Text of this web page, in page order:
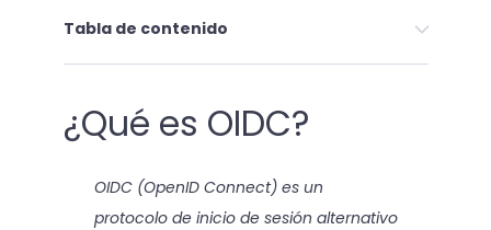
Tabla de contenido
¿Qué es OIDC?
OIDC (OpenID Connect) es un
protocolo de inicio de sesión alternativo